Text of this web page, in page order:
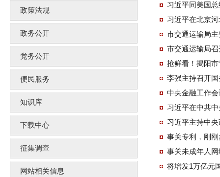
政策法规
政务公开
党务公开
便民服务
知识库
下载中心
征集调查
网站相关信息
习近平同美国
习近平在北京
市交通运输局
市交通运输局
抢鲜看！揭阳
李强主持召开
中央金融工作
习近平在中共
习近平主持中
事关专利，刚
事关未成年人
将增发1万亿元